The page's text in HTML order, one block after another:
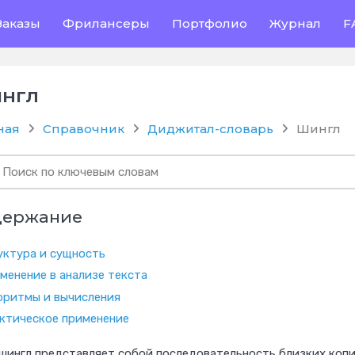
Фрилансеры Портфолио Журнал
Справочник Диджитал-словарь Шингл
и сущность
в анализе текста
и вычисления
применение